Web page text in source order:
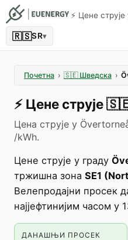
⚡️ Цене
🇷🇸SR▾
Почетна › 🇸🇪 Шведска ›
⚡️ Цене струје
Цена струје у
/kWh.
Цене струје у граду
тржишна зона SE1
Велепродајни просек
најјефтинијим часом у
ДАНАШЊИ ПРОСЕК